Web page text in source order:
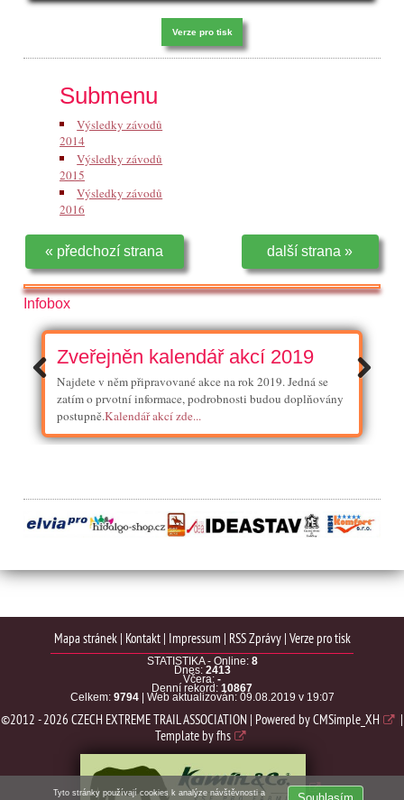
Verze pro tisk
Submenu
Výsledky závodů
2014
Výsledky závodů
2015
Výsledky závodů
2016
« předchozí strana další strana »
Infobox
Zveřejněn kalendář akcí 2019
Najdete v něm připravované akce na rok 2019. Jedná se
zatím o prvotní informace, podrobnosti budou doplňovány
postupně.Kalendář akcí zde...
Mapa stránek| Kontakt| Impressum | RSS Zprávy| Verze pro tisk
STATISTIKA - Online: 8
Dnes: 2413
Včera: -
Denní rekord: 10867
Celkem: 9794| Web aktualizován: 09.08.2019 v 19:07
©2012 - 2026 CZECH EXTREME TRAIL ASSOCIATION | Powered byCMSimple_XH
|
Template byfhs
Tyto stránky používají cookies k analýze návštěvnosti a